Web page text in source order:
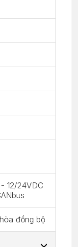
12/24VDC
đồng bộ